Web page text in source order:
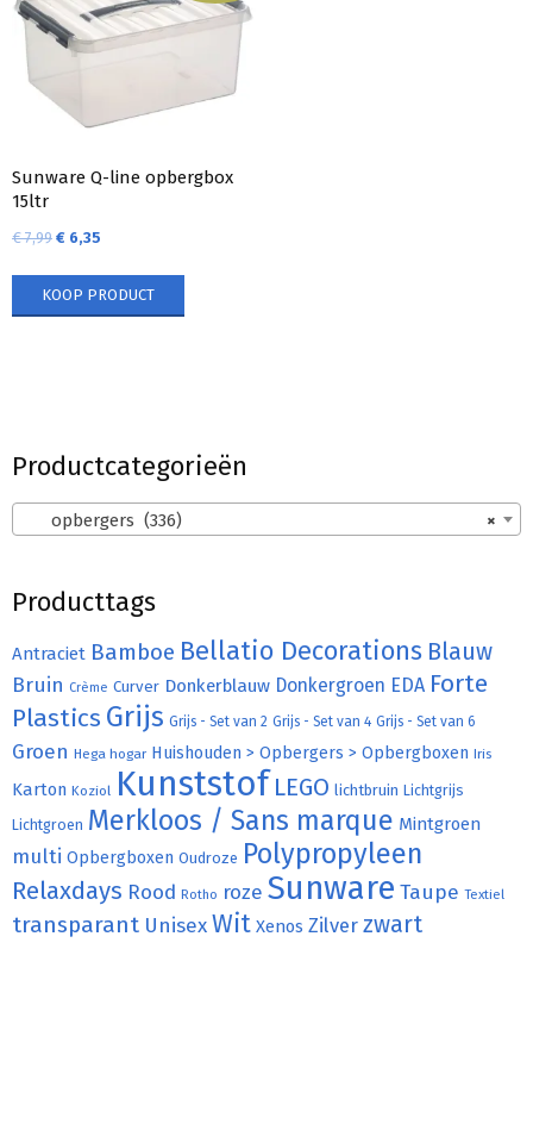
Sunware Q-line opbergbox
15ltr
€7,99 € 6,35
KOOP PRODUCT
Productcategorieën
×
opbergers (336)
Producttags
Antraciet Bamboe Bellatio Decorations Blauw
Bruin Crème Curver Donkerblauw Donkergroen EDA Forte
Plastics Grijs Grijs - Set van 2 Grijs - Set van 4 Grijs - Set van 6
Groen Hega hogar Huishouden > Opbergers > Opbergboxen Iris
Karton Koziol Kunststof LEGO lichtbruin Lichtgrijs
Lichtgroen Merkloos / Sans marque Mintgroen
multi Opbergboxen Oudroze Polypropyleen
Relaxdays Rood Rotho roze Sunware Taupe Textiel
transparant UnisexWit Xenos Zilver zwart